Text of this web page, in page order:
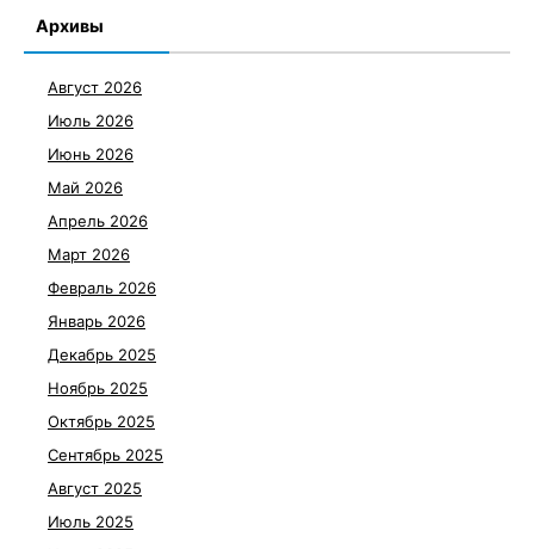
Архивы
Август 2026
Июль 2026
Июнь 2026
Май 2026
Апрель 2026
Март 2026
Февраль 2026
Январь 2026
Декабрь 2025
Ноябрь 2025
Октябрь 2025
Сентябрь 2025
Август 2025
Июль 2025